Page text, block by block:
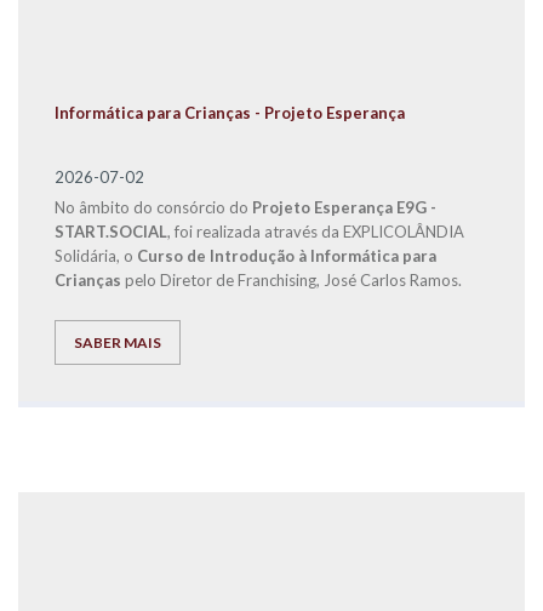
Informática para Crianças - Projeto Esperança
2026-07-02
No âmbito do consórcio do Projeto Esperança E9G -
START.SOCIAL, foi realizada através da EXPLICOLÂNDIA
Solidária, o Curso de Introdução à Informática para
Crianças pelo Diretor de Franchising, José Carlos Ramos.
SABER MAIS